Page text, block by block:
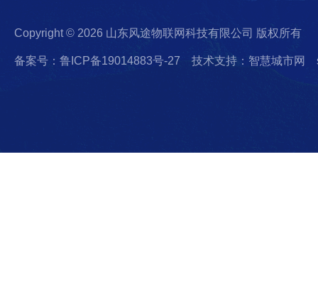
Copyright © 2026 山东风途物联网科技有限公司 版权所有
备案号：鲁ICP备19014883号-27 技术支持：智慧城市网